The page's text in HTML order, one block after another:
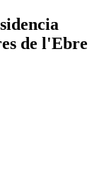
de l'Ebre